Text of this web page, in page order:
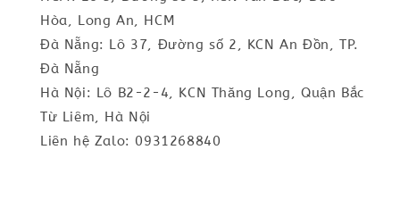
Hòa, Long An, HCM
Đà Nẵng: Lô 37, Đường số 2, KCN An Đồn, TP.
Đà Nẵng
Hà Nội: Lô B2-2-4, KCN Thăng Long, Quận Bắc
Từ Liêm, Hà Nội
Liên hệ Zalo: 0931268840